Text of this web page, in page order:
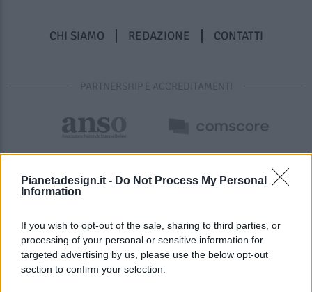
Pianetadesign.it - Do Not Process My Personal
Information
If you wish to opt-out of the sale, sharing to third parties, or
processing of your personal or sensitive information for
targeted advertising by us, please use the below opt-out
section to confirm your selection.
CHI SIAMO REDAZIONE CONTATTI
PARTNERSHIP E ACCREDITAMENTI
© 2026 - Pianeta Design - P.IVA 04827280654 - Testata
Registrata Al Tribunale Di Nocera Inferiore N. 8/2020 - RG N.